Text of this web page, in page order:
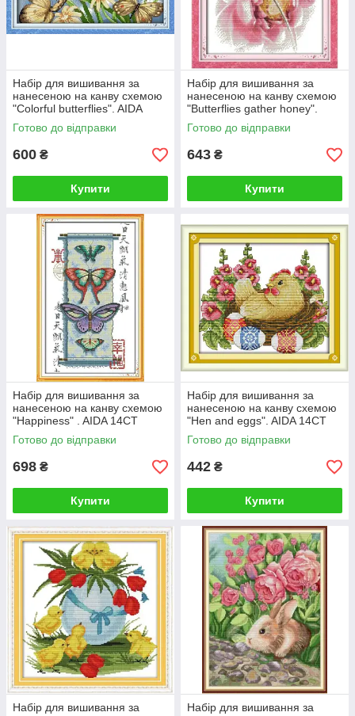
Набір для вишивання за
нанесеною на канву схемою
"Colorful butterflies". AIDA
14CT printed, 38*33 см
Готово до відправки
600 ₴
Купити
Набір для вишивання за
нанесеною на канву схемою
"Butterflies gather honey".
AIDA 14CT printed, 33*18 см
Готово до відправки
643 ₴
Купити
Набір для вишивання за
нанесеною на канву схемою
"Happiness" . AIDA 14CT
printed, 29*44 см
Готово до відправки
698 ₴
Купити
Набір для вишивання за
нанесеною на канву схемою
"Hen and eggs". AIDA 14CT
printed, 28*22 см
Готово до відправки
442 ₴
Купити
Набір для вишивання за
Набір для вишивання за